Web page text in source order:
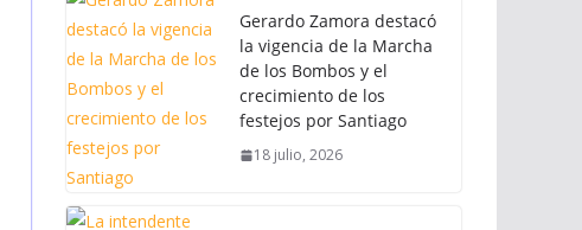
Gerardo Zamora destacó
la vigencia de la Marcha
de los Bombos y el
crecimiento de los
festejos por Santiago
18 julio, 2026